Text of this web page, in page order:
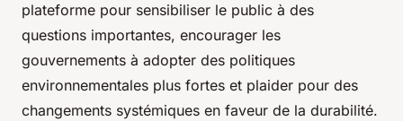
plateforme pour sensibiliser le public à des
questions importantes, encourager les
gouvernements à adopter des politiques
environnementales plus fortes et plaider pour des
changements systémiques en faveur de la durabilité.